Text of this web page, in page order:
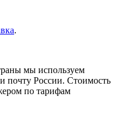
.
мы используем
почту России. Стоимость
по тарифам